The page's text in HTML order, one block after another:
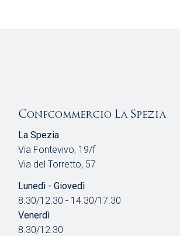
Confcommercio La Spezia
La Spezia
Via Fontevivo, 19/f
Via del Torretto, 57
Lunedì - Giovedì
8.30/12.30 - 14.30/17.30
Venerdì
8.30/12.30